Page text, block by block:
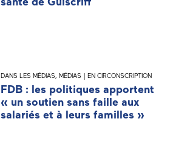
DANS LES MÉDIAS, MÉDIAS | EN CIRCONSCRIPTION
FDB : les politiques apportent
« un soutien sans faille aux
salariés et à leurs familles »